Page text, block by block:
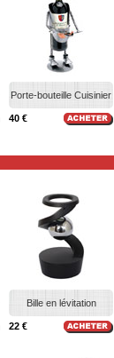
Porte-bouteille Cuisinier
40 €
Bille en lévitation
22 €